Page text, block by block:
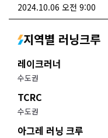
2024.10.06 오전 9:00
지역별 러닝크루
레이크러너
수도권
TCRC
수도권
아그레 러닝 크루